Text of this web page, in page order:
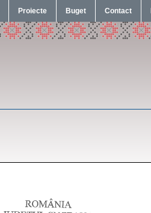
Proiecte Buget Contact